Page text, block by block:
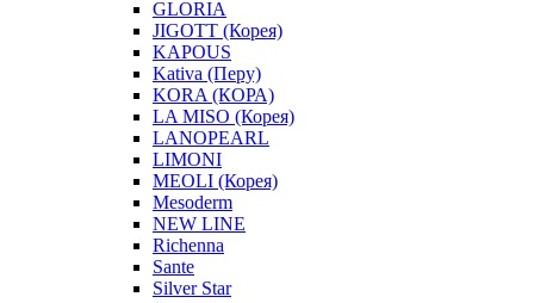
GLORIA
JIGOTT (Корея)
KAPOUS
Kativa (Перу)
KORA (КОРА)
LA MISO (Корея)
LANOPEARL
LIMONI
MEOLI (Корея)
Mesoderm
NEW LINE
Richenna
Sante
Silver Star